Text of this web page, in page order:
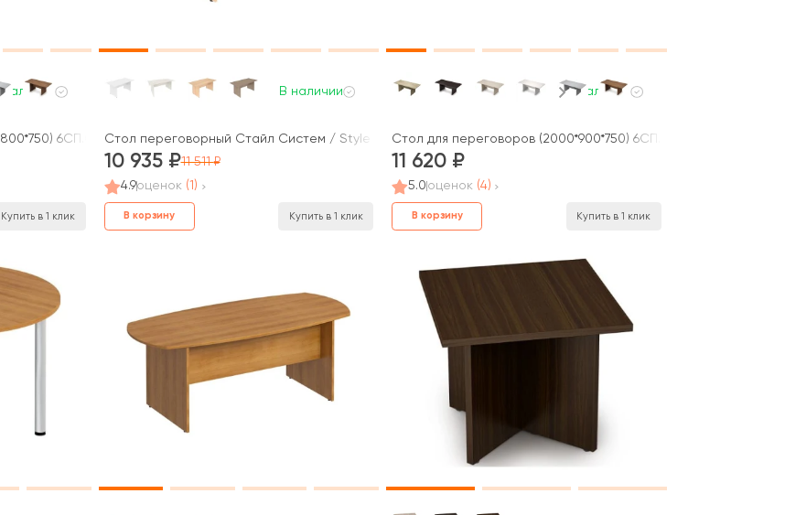
наличии
6СП.001 AVANCE
Купить в 1 клик
В наличии
Стол переговорный Стайл Систем / Style System
10 935
11 511
4.9оценок (1)
В корзину Купить в 1 клик
В наличии
Стол для переговоров (2000*900*750) 6СП.002 AVANCE
11 620
5.0 оценок (4)
В корзину Купить в 1 клик